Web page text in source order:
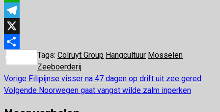
WhatsApp
Telegram
X
Delen
Tags: Colruyt Group Hangcultuur Mosselen
Zeeboerderij
Bericht
navigatie
Vorige Filipijnse visser na 47 dagen op drift uit zee gered
Volgende Noorwegen gaat vangst wilde zalm inperken